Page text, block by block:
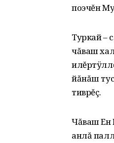
поэчĕн
Туркай –
чăваш
йăнăш
тиврĕç.
Чăваш Ен
анлă